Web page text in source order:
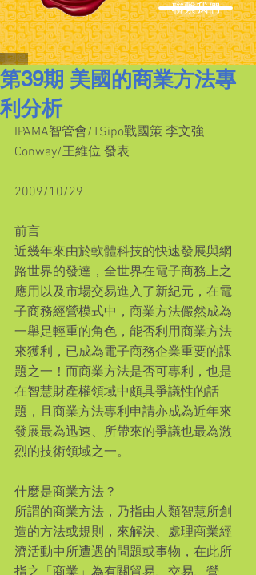
聯繫我們
第39期 美國的商業方法專
利分析
IPAMA智管會/TSipo戰國策 李文強
Conway/王維位 發表
2009/10/29
前言
近幾年來由於軟體科技的快速發展與網
路世界的發達，全世界在電子商務上之
應用以及市場交易進入了新紀元，在電
子商務經營模式中，商業方法儼然成為
一舉足輕重的角色，能否利用商業方法
來獲利，已成為電子商務企業重要的課
題之一！而商業方法是否可專利，也是
在智慧財產權領域中頗具爭議性的話
題，且商業方法專利申請亦成為近年來
發展最為迅速、所帶來的爭議也最為激
烈的技術領域之一。
什麼是商業方法？
所謂的商業方法，乃指由人類智慧所創
造的方法或規則，來解決、處理商業經
濟活動中所遭遇的問題或事物，在此所